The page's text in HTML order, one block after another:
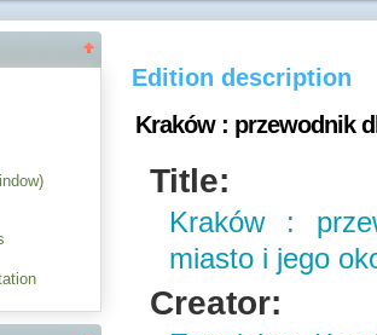
Edition description
Kraków : przewodnik
Title:
Kraków :
miasto i jego
Creator: